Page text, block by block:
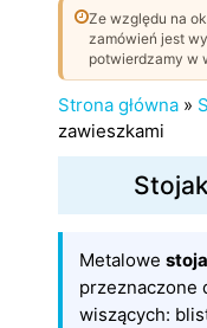
Ze względu na
zamówień jest
potwierdzamy w
Strona główna »
zawieszkami
Metalowe
przeznaczone
wiszących: